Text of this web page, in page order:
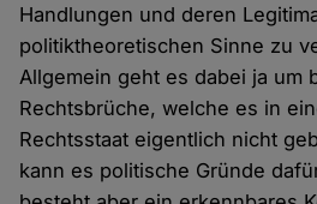
Handlungen und deren
politiktheoretischen Sinne zu
Allgemein geht es dabei ja um
Rechtsbrüche, welche es in
Rechtsstaat eigentlich nicht
kann es politische Gründe